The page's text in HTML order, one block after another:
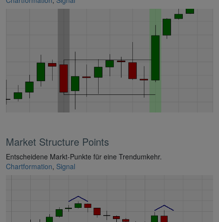
Market Structure Points
Entscheidene Markt-Punkte für eine Trendumkehr.
Chartformation, Signal